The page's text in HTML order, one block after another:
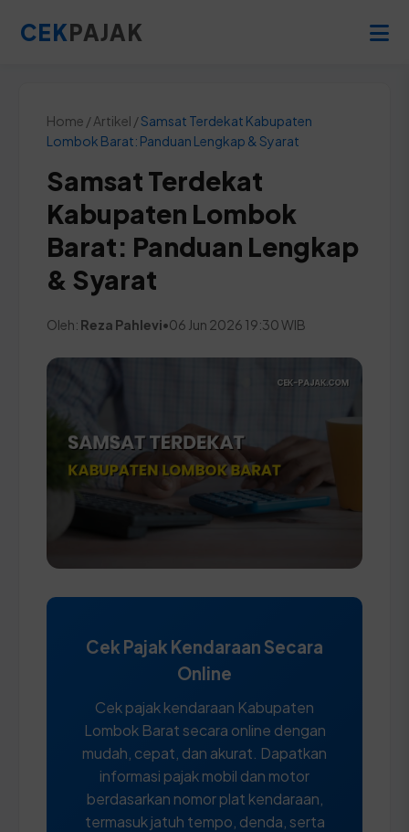
CEKPAJAK
Home / Artikel /Samsat Terdekat Kabupaten
Lombok Barat: Panduan Lengkap & Syarat
Samsat Terdekat
Kabupaten Lombok
Barat: Panduan Lengkap
& Syarat
Oleh: Reza Pahlevi•06 Jun 2026 19:30 WIB
Cek Pajak Kendaraan Secara
Online
Cek pajak kendaraan Kabupaten
Lombok Barat secara online dengan
mudah, cepat, dan akurat. Dapatkan
informasi pajak mobil dan motor
berdasarkan nomor plat kendaraan,
termasuk jatuh tempo, denda, serta